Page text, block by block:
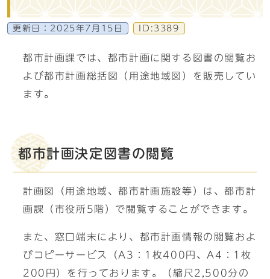
更新日： 2025年7月15日 ID:3389
都市計画課では、都市計画に関する図書の閲覧お
よび都市計画総括図（用途地域図）を販売してい
ます。
都市計画決定図書の閲覧
計画図（用途地域、都市計画施設等）は、都市計
画課（市役所5階）で閲覧することができます。
また、窓口端末により、都市計画情報の閲覧およ
びコピーサービス（A3：1枚400円、A4：1枚
200円）を行っております。（縮尺2,500分の